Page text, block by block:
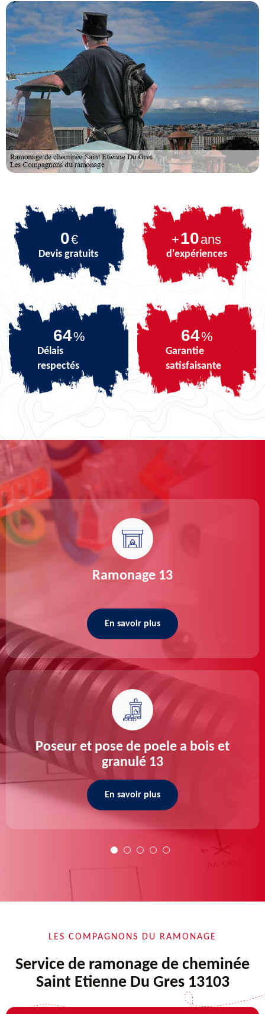
0€
Devis gratuits
+10ans
d'expériences
81%
Délais
respectés
81%
Garantie
satisfaisante
Ramonage 13
En savoir plus
Poseur et pose de poele a bois et
granulé 13
En savoir plus
LES COMPAGNONS DU RAMONAGE
Service de ramonage de cheminée
Saint Etienne Du Gres 13103